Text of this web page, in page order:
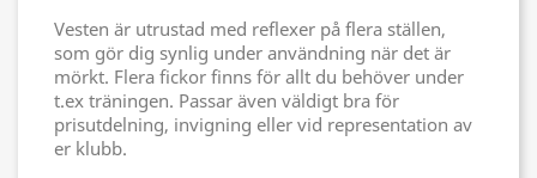
Vesten är utrustad med reflexer på flera ställen,
som gör dig synlig under användning när det är
mörkt. Flera fickor finns för allt du behöver under
t.ex träningen. Passar även väldigt bra för
prisutdelning, invigning eller vid representation av
er klubb.